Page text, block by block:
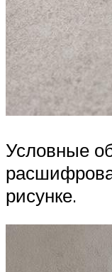
Условные
рисунке.